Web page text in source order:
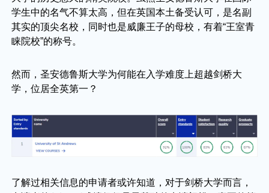
学生中的名气不算太高，但在英国本土备受认可，是名副
其实的顶尖名校，同时也是威廉王子的母校，有着“王室青
睐院校”的称号。
然而，圣安德鲁斯大学为何能在入学难度上超越剑桥大
学，位居全英第一？
了解过相关信息的申请者或许知道，对于剑桥大学而言，